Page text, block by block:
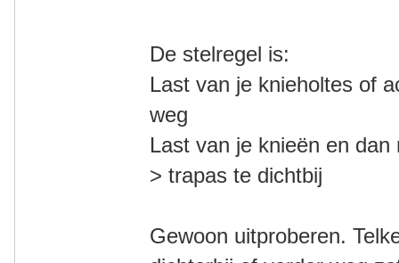
De stelregel is:
Last van je knieholtes of
weg
Last van je knieën en
> trapas te dichtbij
Gewoon uitproberen.